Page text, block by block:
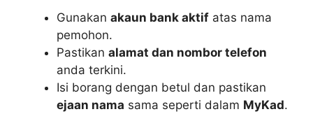
Gunakan akaun bank aktif atas nama
pemohon.
Pastikan alamat dan nombor telefon
anda terkini.
Isi borang dengan betul dan pastikan
ejaan nama sama seperti dalam MyKad.